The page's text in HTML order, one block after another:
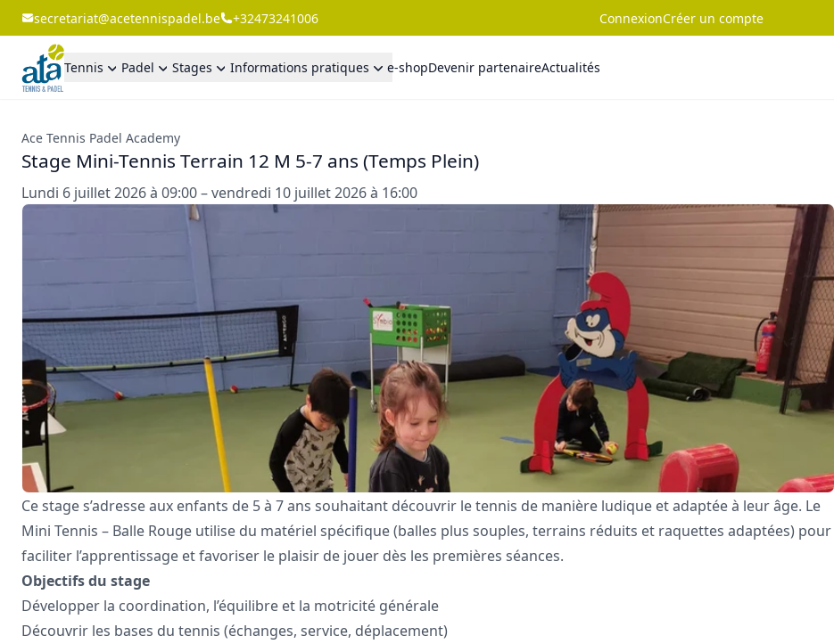
secretariat@acetennispadel.be +32473241006 ConnexionCréer un compte
Tennis Padel Stages Informations pratiques e-shopDevenir partenaireActualités
Ace Tennis Padel Academy
Stage Mini-Tennis Terrain 12 M 5-7 ans (Temps Plein)
Lundi 6 juillet 2026 à 09:00 – vendredi 10 juillet 2026 à 16:00
Ce stage s’adresse aux enfants de 5 à 7 ans souhaitant découvrir le tennis de manière ludique et adaptée à leur âge. Le
Mini Tennis – Balle Rouge utilise du matériel spécifique (balles plus souples, terrains réduits et raquettes adaptées) pour
faciliter l’apprentissage et favoriser le plaisir de jouer dès les premières séances.
Objectifs du stage
Développer la coordination, l’équilibre et la motricité générale
Découvrir les bases du tennis (échanges, service, déplacement)